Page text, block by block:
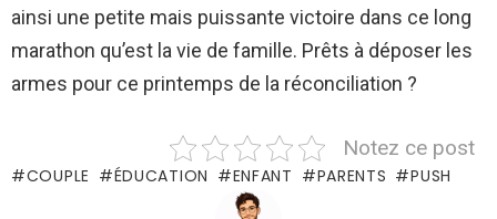
ainsi une petite mais puissante victoire dans ce long
marathon qu’est la vie de famille. Prêts à déposer les
armes pour ce printemps de la réconciliation ?
Notez ce post
COUPLE ÉDUCATION ENFANT PARENTS PUSH